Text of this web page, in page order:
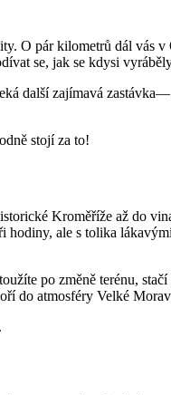
O pár kilometrů dál vás v
se, jak se kdysi
další zajímavá
stojí za to!
Kroměříže až do
ale s tolika
po změně terénu,
do atmosféry Velké